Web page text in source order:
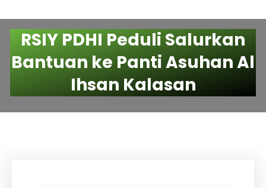
RSIY PDHI Peduli Salurkan
Bantuan ke Panti Asuhan Al
Ihsan Kalasan